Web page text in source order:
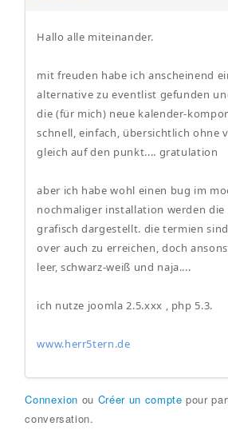
Hallo alle miteinander.
mit freuden habe ich anscheinend
alternative zu eventlist gefunden
die (für mich) neue kalender-
schnell, einfach, übersichtlich ohne
gleich auf den punkt.... gratulation
aber ich habe wohl einen bug im
nochmaliger installation werden
grafisch dargestellt. die termien
over auch zu erreichen, doch
leer, schwarz-weiß und naja....
ich nutze joomla 2.5.xxx , php 5.3.
www.herr5tern.de
Connexion ou Créer un compte pour
conversation.